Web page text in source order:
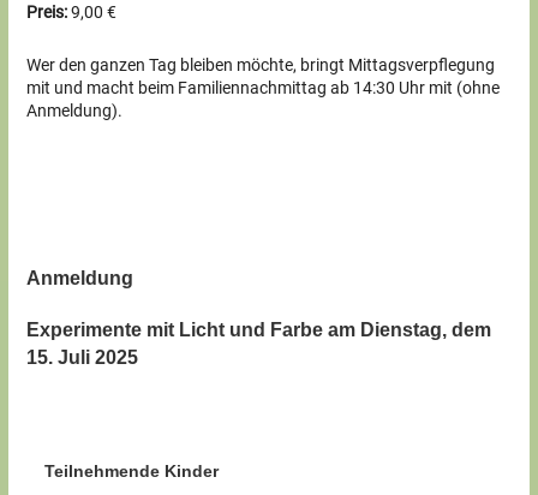
Preis:9,00 €
Wer den ganzen Tag bleiben möchte, bringt Mittagsverpflegung
mit und macht beim Familiennachmittag ab 14:30 Uhr mit (ohne
Anmeldung).
Anmeldung
Experimente mit Licht und Farbe am Dienstag, dem
15. Juli 2025
Teilnehmende Kinder